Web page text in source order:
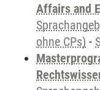
Affairs and
ohne CPs) -